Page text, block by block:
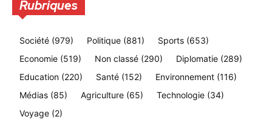
Rubriques
Société (979) Politique (881) Sports (653)
Economie (519) Non classé (290) Diplomatie (289)
Education (220) Santé (152) Environnement (116)
Médias (85) Agriculture (65) Technologie (34)
Voyage (2)